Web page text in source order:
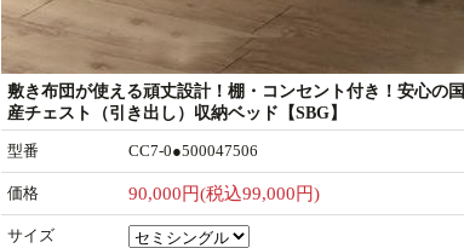
敷き布団が使える頑丈設計！棚・コンセント付き！安心の国
産チェスト（引き出し）収納ベッド【SBG】
型番 CC7-0●500047506
価格 90,000円(税込99,000円)
サイズ